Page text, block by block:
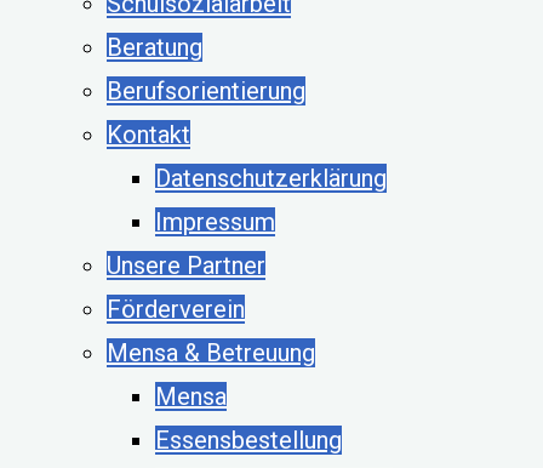
Beratung
Berufsorientierung
Kontakt
Datenschutzerklärung
Impressum
Unsere Partner
Förderverein
Mensa & Betreuung
Mensa
Essensbestellung